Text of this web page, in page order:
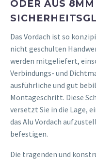
ODER AUS 8MM
Das Vordach ist so
nicht geschulten
werden mitgeliefert,
Verbindungs- und
ausführliche und gut
Montageschritt. Diese
versetzt Sie in die Lage,
das Alu Vordach
befestigen.
Die tragenden und